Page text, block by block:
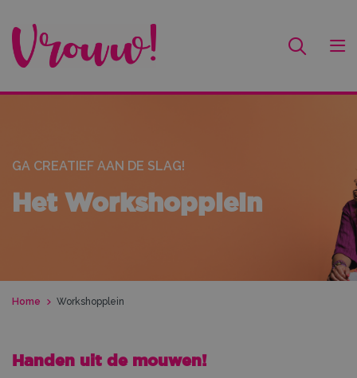
GA CREATIEF AAN DE SLAG!
Het Workshopplein
Home Workshopplein
Handen uit de mouwen!